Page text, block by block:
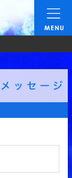
つかめ